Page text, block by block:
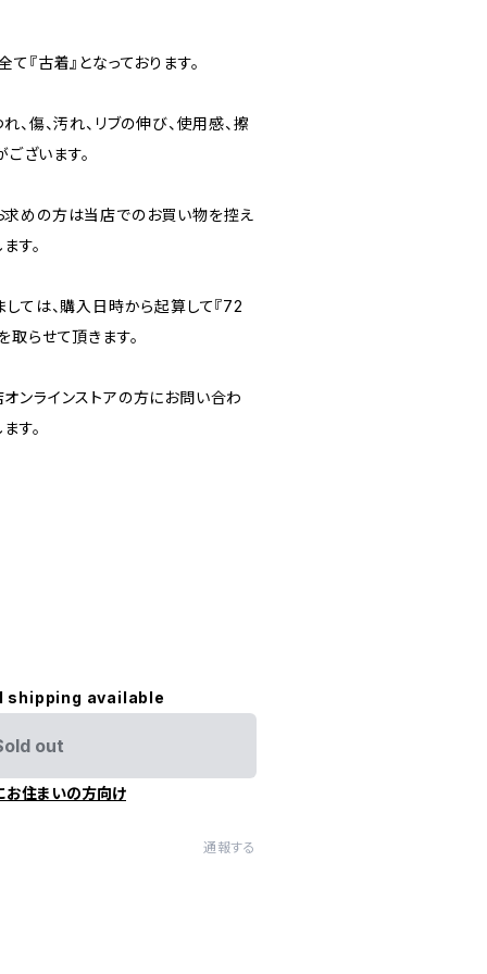
『古着』となっております。
、傷、汚れ、リブの伸び、使用感、擦
ざいます。
めの方は当店でのお買い物を控え
す。
ては、購入日時から起算して『72
らせて頂きます。
ンラインストアの方にお問い合わ
す。
shipping available
out
お住まいの方向け
通報する